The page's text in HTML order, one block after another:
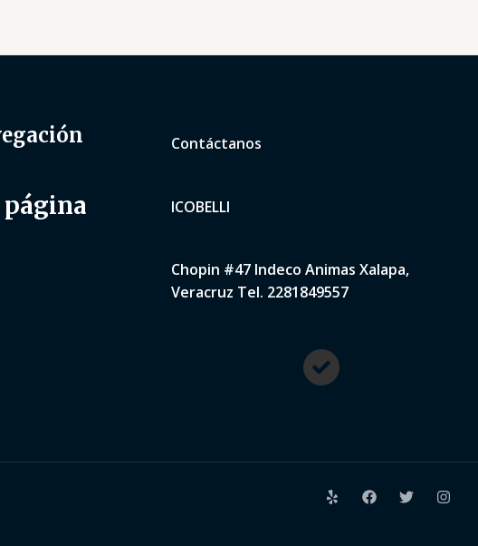
Contáctanos
ICOBELLI
Chopin #47 Indeco Animas Xalapa,
Veracruz Tel. 2281849557